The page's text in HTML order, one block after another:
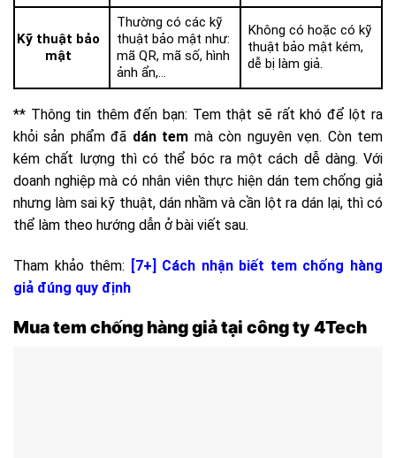
Kỹ thuật bảo
mật
Thường có các kỹ
thuật bảo mật như:
mã QR, mã số, hình
ảnh ẩn,…
Không có hoặc có kỹ
thuật bảo mật kém,
dễ bị làm giả.
** Thông tin thêm đến bạn: Tem thật sẽ rất khó để lột ra
khỏi sản phẩm đã dán tem mà còn nguyên vẹn. Còn tem
kém chất lượng thì có thể bóc ra một cách dễ dàng. Với
doanh nghiệp mà có nhân viên thực hiện dán tem chống giả
nhưng làm sai kỹ thuật, dán nhầm và cần lột ra dán lại, thì có
thể làm theo hướng dẫn ở bài viết sau.
Tham khảo thêm: [7+] Cách nhận biết tem chống hàng
giả đúng quy định
Mua tem chống hàng giả tại công ty 4Tech